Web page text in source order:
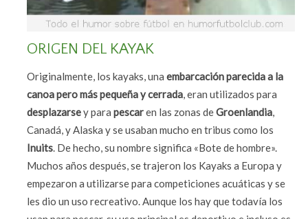
ORIGEN DEL KAYAK
Originalmente, los kayaks, unaembarcación parecida a la
canoa pero más pequeña y cerrada , eran utilizados para
desplazarsey parapescaren las zonas deGroenlandia
Canadá, y Alaska y se usaban mucho en tribus como los
Inuits . De hecho, su nombre significa «Bote de hombre».
Muchos años después, se trajeron los Kayaks a Europa y
empezaron a utilizarse para competiciones acuáticas y se
les dio un uso recreativo. Aunque los hay que todavía los